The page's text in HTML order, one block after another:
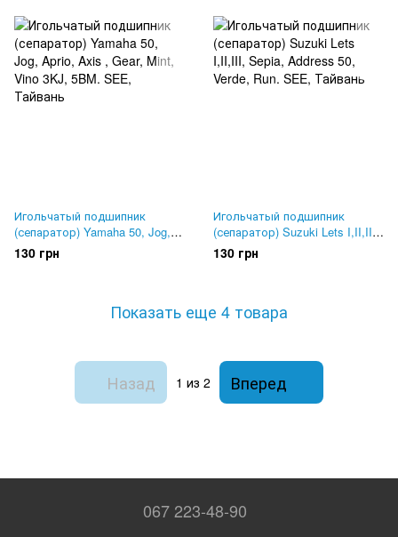
Игольчатый подшипник
(сепаратор) Yamaha 50, Jog,
Aprio, Axis , Gear, Mint, Vino
3KJ, 5BM. SEE, Тайвань
130 грн
Игольчатый подшипник
(сепаратор) Suzuki Lets I,II,III,
Sepia, Address 50, Verde, Run.
SEE, Тайвань
130 грн
Показать еще 4 товара
Назад 1 из 2 Вперед
067 223-48-90